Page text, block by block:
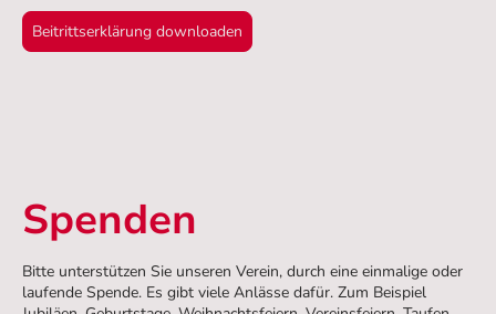
Beitrittserklärung downloaden
Spenden
Bitte unterstützen Sie unseren Verein, durch eine einmalige oder
laufende Spende. Es gibt viele Anlässe dafür. Zum Beispiel